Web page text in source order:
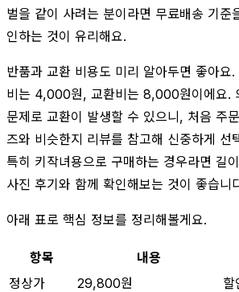
벌을 같이 사려는 분이라면 무료배송 기준
인하는 것이 유리해요.
반품과 교환 비용도 미리 알아두면 좋아요
비는 4,000원, 교환비는 8,000원이에요.
문제로 교환이 발생할 수 있으니, 처음 주
즈와 비슷한지 리뷰를 참고해 신중하게 선
특히 키작녀용으로 구매하는 경우라면 길
사진 후기와 함께 확인해보는 것이 좋습니
아래 표로 핵심 정보를 정리해볼게요.
항목 내용
정상가
29,800원 할